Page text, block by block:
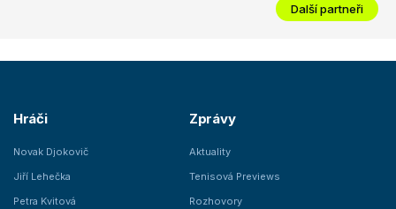
Další partneři
Hráči
Novak Djokovič
Jiří Lehečka
Petra Kvitová
Zprávy
Aktuality
Tenisová Previews
Rozhovory